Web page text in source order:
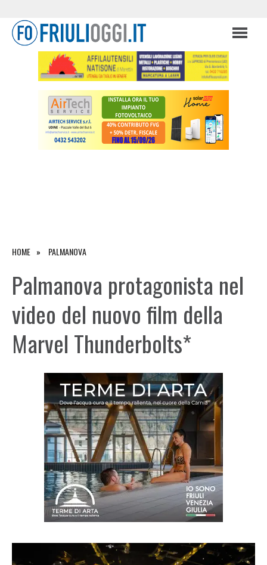
HOME PALMANOVA
Palmanova protagonista nel
video del nuovo film della
Marvel Thunderbolts*